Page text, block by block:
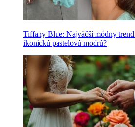
Tiffany Blue: Najväčší módny
ikonickú pastelovú modrú?